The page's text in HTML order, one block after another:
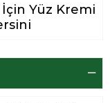
Yüz Kremi